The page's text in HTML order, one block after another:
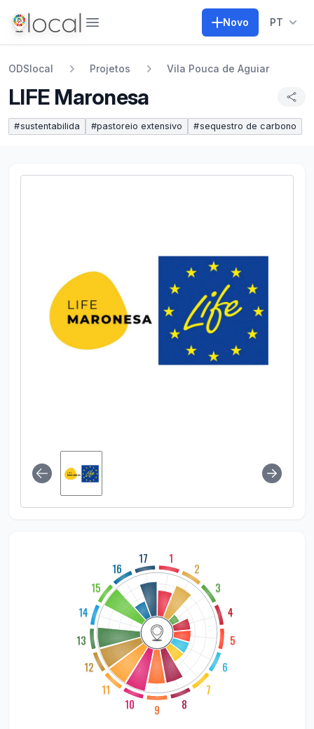
Abrir menu Novo PT
ODSlocal Projetos Vila Pouca de Aguiar
LIFE Maronesa
#sustentabilida #pastoreio extensivo #sequestro de carbono
1
2
3
4
5
6
7
8
9
10
11
12
13
14
15
16
17